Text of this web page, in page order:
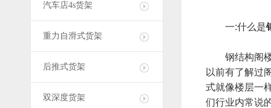
汽车店4s货架
重力自滑式货架
后推式货架
双深度货架
一:什么是
钢结构阁楼
以前有了解过
式就像楼层一
们行业内常说